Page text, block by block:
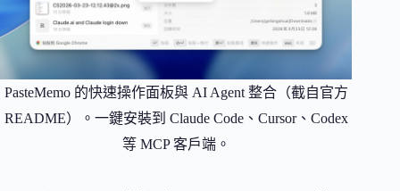
PasteMemo 的快速操作面板與 AI Agent 整合（截自官方
README）。一鍵安裝到 Claude Code、Cursor、Codex
等 MCP 客戶端。